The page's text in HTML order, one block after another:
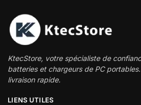
KtecStore, votre spécialiste de
batteries et chargeurs de PC
livraison rapide.
LIENS UTILES